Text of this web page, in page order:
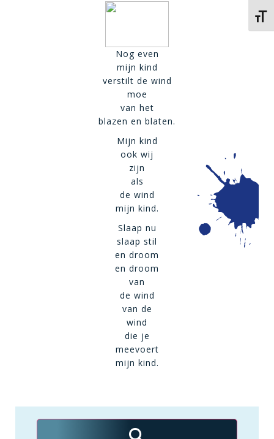
Nog even
mijn kind
verstilt de wind
moe
van het
blazen en blaten.
Mijn kind
ook wij
zijn
als
de wind
mijn kind.
Slaap nu
slaap stil
en droom
en droom
van
de wind
van de
wind
die je
meevoert
mijn kind.